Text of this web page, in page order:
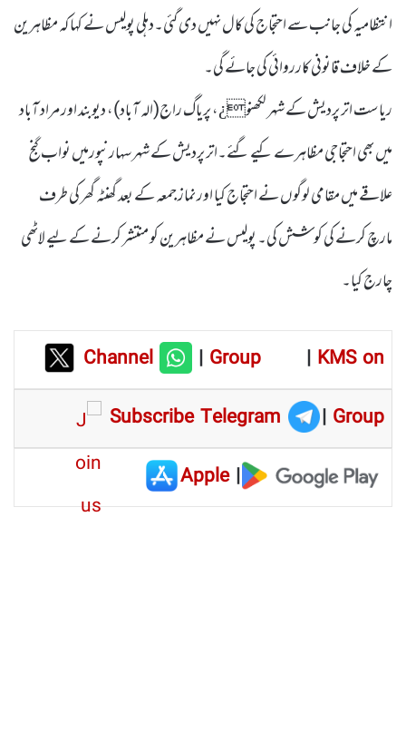
انتظامیہ کی جانب سے احتجاج کی کال نہیں دی گئی۔دہلی پولیس نے کہا کہ مظاہرین
کے خلاف قانونی کارروائی کی جائے گی۔
ریاست اتر پردیش کے شہر لکھنو¿، پریاگ راج(الہ آباد)، دیوبند اور مراد آباد
میں بھی احتجاجی مظاہرے کیے گئے۔اتر پردیش کے شہر سہارنپورمیں نواب گنج
علاقے میں مقامی لوگوں نے احتجاج کیا اور نماز جمعہ کے بعد گھنٹہ گھر کی طرف
مارچ کرنے کی کوشش کی۔ پولیس نے مظاہرین کو منتشر کرنے کے لیے لاٹھی
چارج کیا۔
Channel |Group | KMS on
Subscribe Telegram
| Group
|
Apple